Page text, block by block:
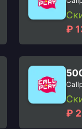
₽
₽